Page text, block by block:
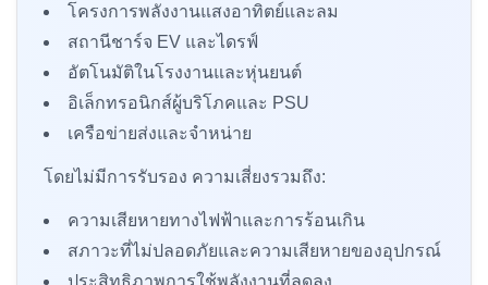
โครงการพลังงานแสงอาทิตย์และลม
สถานีชาร์จ EV และไดรฟ์
อัตโนมัติในโรงงานและหุ่นยนต์
อิเล็กทรอนิกส์ผู้บริโภคและ PSU
เครือข่ายส่งและจำหน่าย
โดยไม่มีการรับรอง ความเสี่ยงรวมถึง:
ความเสียหายทางไฟฟ้าและการร้อนเกิน
สภาวะที่ไม่ปลอดภัยและความเสียหายของอุปกรณ์
ประสิทธิภาพการใช้พลังงานที่ลดลง